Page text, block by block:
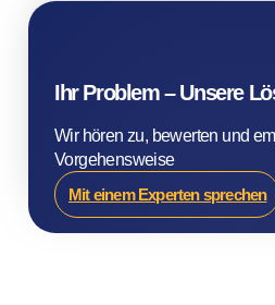
Ihr Problem – Unsere
Wir hören zu, bewerten und
Vorgehensweise
Mit einem Experten sprechen